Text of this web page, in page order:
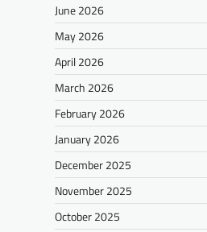
June 2026
May 2026
April 2026
March 2026
February 2026
January 2026
December 2025
November 2025
October 2025